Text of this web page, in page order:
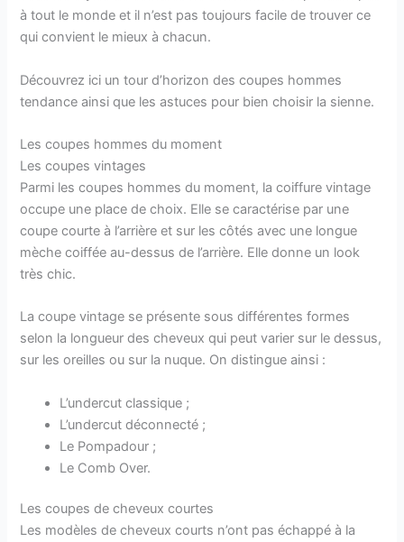
à tout le monde et il n’est pas toujours facile de trouver ce
qui convient le mieux à chacun.
Découvrez ici un tour d’horizon des coupes hommes
tendance ainsi que les astuces pour bien choisir la sienne.
Les coupes hommes du moment
Les coupes vintages
Parmi les coupes hommes du moment, la coiffure vintage
occupe une place de choix. Elle se caractérise par une
coupe courte à l’arrière et sur les côtés avec une longue
mèche coiffée au-dessus de l’arrière. Elle donne un look
très chic.
La coupe vintage se présente sous différentes formes
selon la longueur des cheveux qui peut varier sur le dessus,
sur les oreilles ou sur la nuque. On distingue ainsi :
L’undercut classique ;
L’undercut déconnecté ;
Le Pompadour ;
Le Comb Over.
Les coupes de cheveux courtes
Les modèles de cheveux courts n’ont pas échappé à la